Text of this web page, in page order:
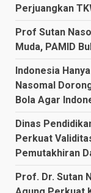
Perjuangkan
Prof Sutan
Muda, PAMID
Indonesia
Nasomal
Bola Agar
Dinas
Perkuat
Pemutakhiran
Prof. Dr. Sutan